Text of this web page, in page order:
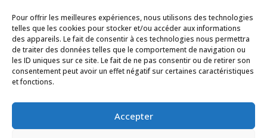
Pour offrir les meilleures expériences, nous utilisons des technologies
telles que les cookies pour stocker et/ou accéder aux informations
des appareils. Le fait de consentir à ces technologies nous permettra
de traiter des données telles que le comportement de navigation ou
les ID uniques sur ce site. Le fait de ne pas consentir ou de retirer son
consentement peut avoir un effet négatif sur certaines caractéristiques
et fonctions.
Accepter
Check out :
Libération des appartements à9h00
t Foire aux questions
Téléphone